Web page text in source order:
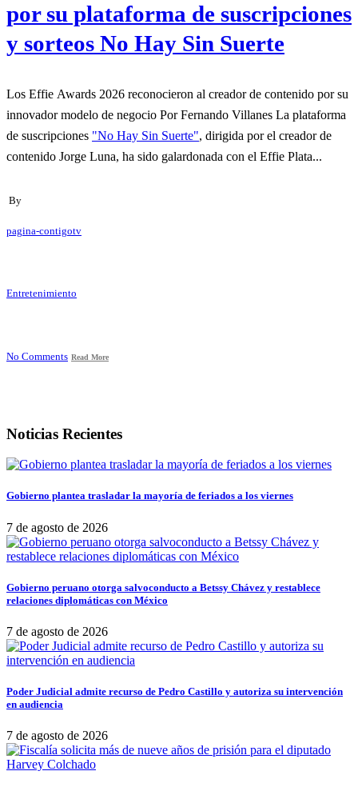
por su plataforma de suscripciones
y sorteos No Hay Sin Suerte
Los Effie Awards 2026 reconocieron al creador de contenido por su
innovador modelo de negocio Por Fernando Villanes La plataforma
de suscripciones "No Hay Sin Suerte", dirigida por el creador de
contenido Jorge Luna, ha sido galardonada con el Effie Plata...
By
pagina-contigotv
Entretenimiento
No Comments Read More
Noticias Recientes
Gobierno plantea trasladar la mayoría de feriados a los viernes
7 de agosto de 2026
Gobierno peruano otorga salvoconducto a Betssy Chávez y restablece
relaciones diplomáticas con México
7 de agosto de 2026
Poder Judicial admite recurso de Pedro Castillo y autoriza su intervención
en audiencia
7 de agosto de 2026